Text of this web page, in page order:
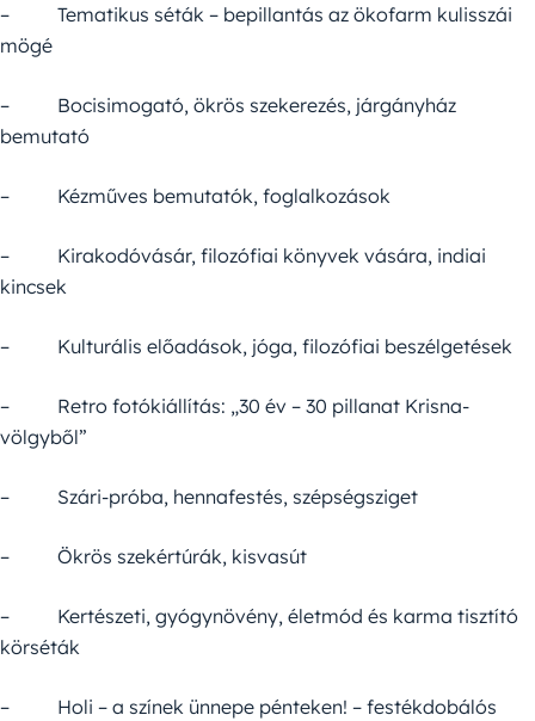
– Tematikus séták – bepillantás az ökofarm kulisszái
mögé
– Bocisimogató, ökrös szekerezés, járgányház
bemutató
– Kézműves bemutatók, foglalkozások
– Kirakodóvásár, filozófiai könyvek vására, indiai
kincsek
– Kulturális előadások, jóga, filozófiai beszélgetések
– Retro fotókiállítás: „30 év – 30 pillanat Krisna-
völgyből”
– Szári-próba, hennafestés, szépségsziget
– Ökrös szekértúrák, kisvasút
– Kertészeti, gyógynövény, életmód és karma tisztító
körséták
– Holi – a színek ünnepe pénteken! – festékdobálós